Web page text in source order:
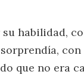
habilidad,
que no era